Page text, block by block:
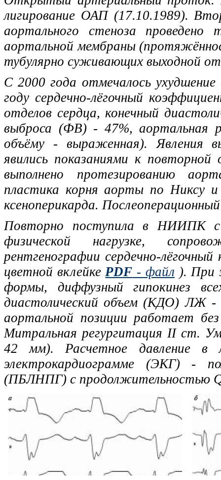
лигирование ОАП (17.10.1989).
аортального стеноза проведено
аортальной мембраны
тубулярно суживающих выходной
С 2000 года отмечалось
году сердечно-лёгочный
отделов сердца, конечный
выброса (ФВ) - 47%, аортальная
объёму - выраженная). Явления
явились показаниями к
выполнено протезированию
пластика корня аорты по Никсу
ксеноперикарда.
Повторно поступила в НИИПК
физической нагрузке,
рентгенографии сердечно-
цветной вклейке PDF - файл ). При
формы, диффузный гипокинез
диастолический объем (КДО) ЛЖ
аортальной позиции работает
Митральная регургитация II ст.
42 мм). Расчетное давление
электрокардиограмме (ЭКГ) -
(ПБЛНПГ) с продолжительностью